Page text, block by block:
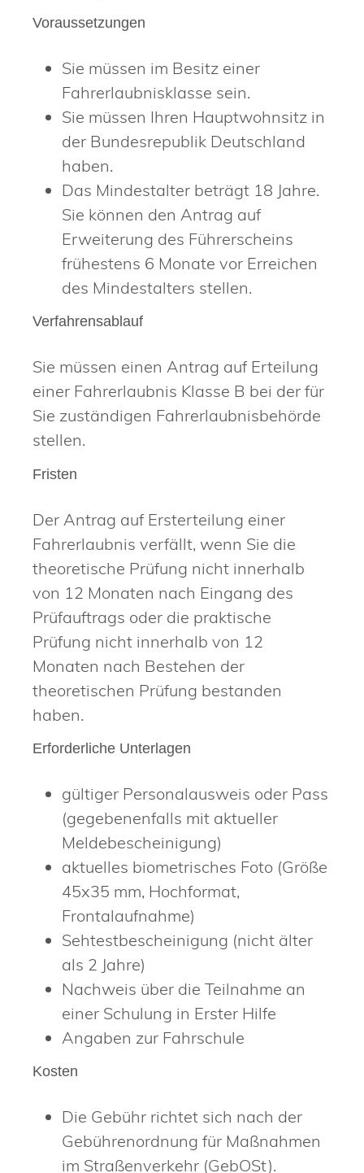
Voraussetzungen
Sie müssen im Besitz einer
Fahrerlaubnisklasse sein.
Sie müssen Ihren Hauptwohnsitz in
der Bundesrepublik Deutschland
haben.
Das Mindestalter beträgt 18 Jahre.
Sie können den Antrag auf
Erweiterung des Führerscheins
frühestens 6 Monate vor Erreichen
des Mindestalters stellen.
Verfahrensablauf
Sie müssen einen Antrag auf Erteilung
einer Fahrerlaubnis Klasse B bei der für
Sie zuständigen Fahrerlaubnisbehörde
stellen.
Fristen
Der Antrag auf Ersterteilung einer
Fahrerlaubnis verfällt, wenn Sie die
theoretische Prüfung nicht innerhalb
von 12 Monaten nach Eingang des
Prüfauftrags oder die praktische
Prüfung nicht innerhalb von 12
Monaten nach Bestehen der
theoretischen Prüfung bestanden
haben.
Erforderliche Unterlagen
gültiger Personalausweis oder Pass
(gegebenenfalls mit aktueller
Meldebescheinigung)
aktuelles biometrisches Foto (Größe
45x35 mm, Hochformat,
Frontalaufnahme)
Sehtestbescheinigung (nicht älter
als 2 Jahre)
Nachweis über die Teilnahme an
einer Schulung in Erster Hilfe
Angaben zur Fahrschule
Kosten
Die Gebühr richtet sich nach der
Gebührenordnung für Maßnahmen
im Straßenverkehr (GebOSt).